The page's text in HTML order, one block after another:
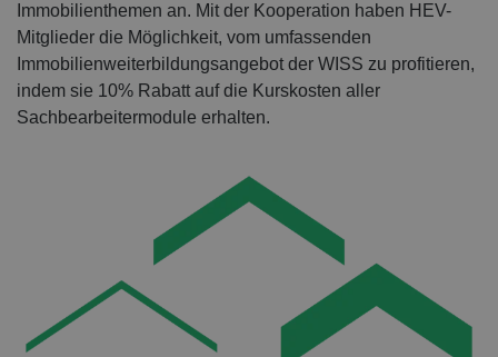
Immobilienthemen an. Mit der Kooperation haben HEV-
Mitglieder die Möglichkeit, vom umfassenden
Immobilienweiterbildungsangebot der WISS zu profitieren,
indem sie 10% Rabatt auf die Kurskosten aller
Sachbearbeitermodule erhalten.